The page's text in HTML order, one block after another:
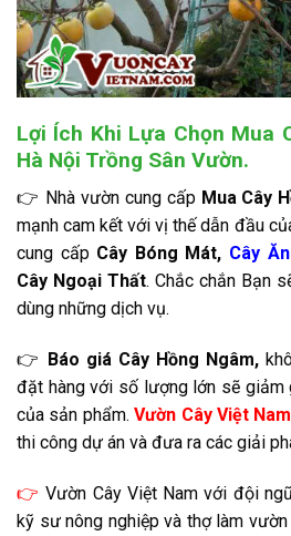
Lợi Ích Khi Lựa Chọn Mua
Hà Nội Trồng Sân Vườn.
👉 Nhà vườn cung cấp Mua Cây
mạnh cam kết với vị thế dẫn đầu
cung cấpCây Bóng Mát, Cây
Cây Ngoại Thất. Chắc chắn Bạn
dùng những dịch vụ.
👉 Báo giá Cây Hồng Ngâm,
đặt hàng với số lượng lớn sẽ giảm
của sản phẩm.Vườn Cây Việt Nam
thi công dự án và đưa ra các giải
👉 Vườn Cây Việt Nam với đội
kỹ sư nông nghiệp và thợ làm